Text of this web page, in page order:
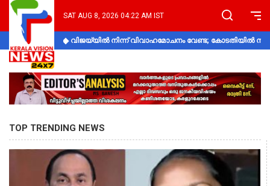
SAT AUG 8, 2026 04:22 AM IST
വിജയ്‌യിൽ നിന്ന് വിവാഹമോചനം വേണ്ട; കോടതിയിൽ
TOP TRENDING NEWS